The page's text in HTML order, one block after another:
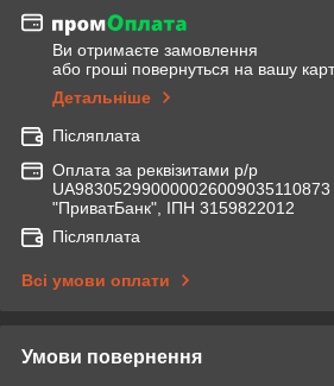
Ви отримаєте замовлення
або гроші повернуться на вашу
Детальніше
Післяплата
Оплата за реквізитами р/р
"ПриватБанк", ІПН 3159822012
Післяплата
Всі умови оплати
Умови повернення